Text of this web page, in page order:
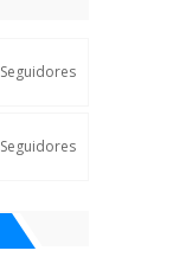
Seguidores
Seguidores